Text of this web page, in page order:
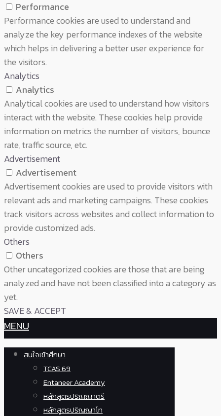
Performance
Performance cookies are used to understand and
analyze the key performance indexes of the website
which helps in delivering a better user experience for
the visitors.
Analytics
Analytics
Analytical cookies are used to understand how visitors
interact with the website. These cookies help provide
information on metrics the number of visitors, bounce
rate, traffic source, etc.
Advertisement
Advertisement
Advertisement cookies are used to provide visitors with
relevant ads and marketing campaigns. These cookies
track visitors across websites and collect information to
provide customized ads.
Others
Others
Other uncategorized cookies are those that are being
analyzed and have not been classified into a category as
yet.
SAVE & ACCEPT
MENU
สนใจเข้าศึกษา
TCAS 69
Entaneer Academy
หลักสูตรปริญญาตรี
หลักสูตรปริญญาโท